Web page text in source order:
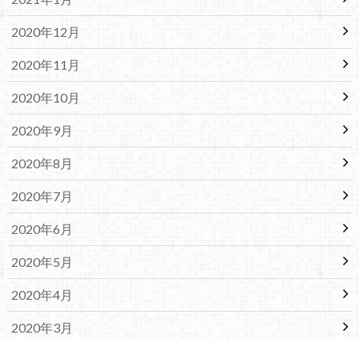
2020年12月
2020年11月
2020年10月
2020年9月
2020年8月
2020年7月
2020年6月
2020年5月
2020年4月
2020年3月